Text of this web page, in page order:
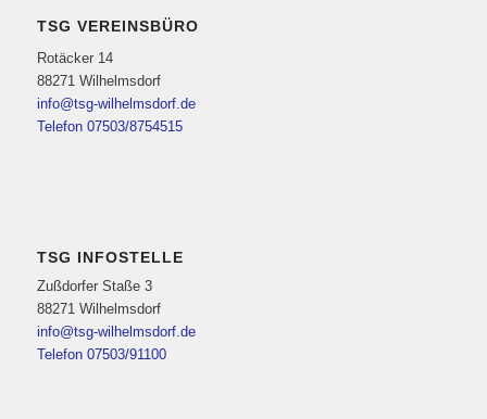
TSG VEREINSBÜRO
Rotäcker 14
88271 Wilhelmsdorf
info@tsg-wilhelmsdorf.de
Telefon 07503/8754515
TSG INFOSTELLE
Zußdorfer Staße 3
88271 Wilhelmsdorf
info@tsg-wilhelmsdorf.de
Telefon 07503/91100